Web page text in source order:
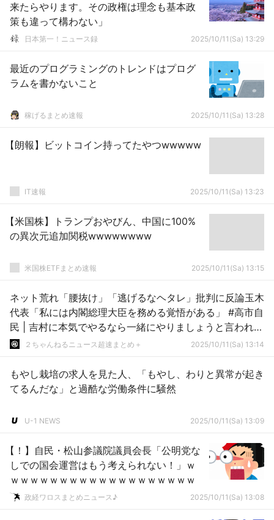
来たらやります。その政権は理念も基本政
策も違って構わない」
日本第一！ニュース録 2025/10/11(Sa) 13:29
最近のプログラミングのトレンドはプログ
ラムを書かないこと
稼げるまとめ速報 2025/10/11(Sa) 13:28
【朗報】ビットコイン持ってたやつwwwww
IT速報 2025/10/11(Sa) 13:23
【米国株】トランプおやびん、中国に100%
の異次元追加関税wwwwwwww
米国株ETFまとめ速報 2025/10/11(Sa) 13:15
ネット荒れ「腰抜け」「逃げるなヘタレ」批判に反論玉木
代表「私には内閣総理大臣を務める覚悟がある」 #高市自
民 | 吉村に本気でやるなら一緒にやりましょうと言われた
のに無視して
２ちゃんねるニュース超速まとめ＋ 2025/10/11(Sa) 13:14
もやし栽培の求人を見た人、「もやし、わりと異常が起き
てるんだな」と過酷な労働条件に騒然
U-1 NEWS 2025/10/11(Sa) 13:09
【！】自民・松山参議院議員会長「公明党な
しでの国会運営はもう考えられない！」ｗ
ｗｗｗｗｗｗｗｗｗｗｗｗｗｗｗｗｗｗｗ
政経ワロスまとめニュース♪ 2025/10/11(Sa) 13:08